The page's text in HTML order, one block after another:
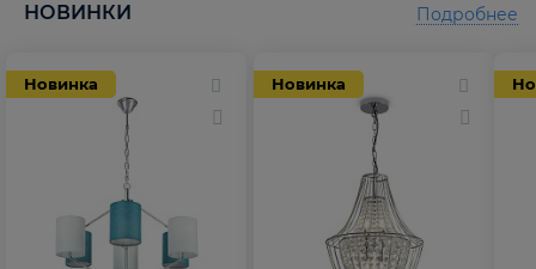
НОВИНКИ
Новинка Новинка
Подробнее